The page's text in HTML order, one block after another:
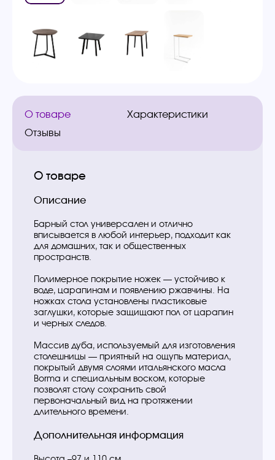
О товаре
Характеристики
Отзывы
О товаре
Описание
Барный стол универсален и отлично
вписывается в любой интерьер, подходит как
для домашних, так и общественных
пространств.
Полимерное покрытие ножек — устойчиво к
воде, царапинам и появлению ржавчины. На
ножках стола установлены пластиковые
заглушки, которые защищают пол от царапин
и черных следов.
Массив дуба, используемый для изготовления
столешницы — приятный на ощупь материал,
покрытый двумя слоями итальянского масла
Borma и специальным воском, которые
позволят столу сохранить свой
первоначальный вид на протяжении
длительного времени.
Дополнительная информация